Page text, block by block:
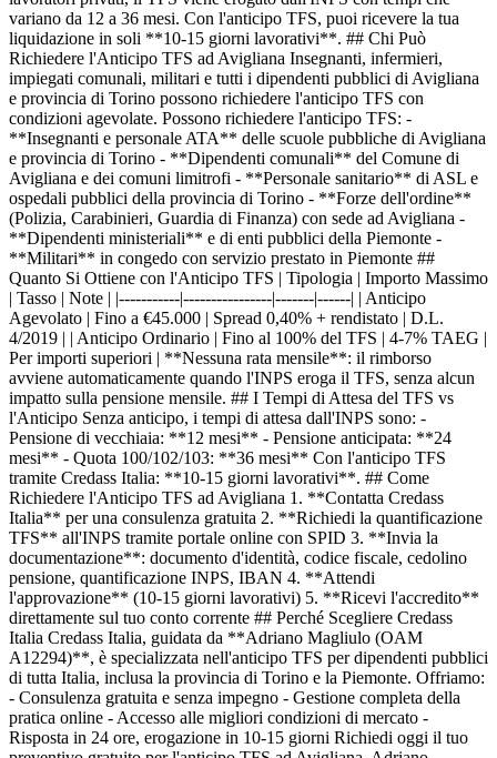
variano da 12 a 36 mesi. Con l'anticipo TFS, puoi ricevere la tua
liquidazione in soli **10-15 giorni lavorativi**. ## Chi Può
Richiedere l'Anticipo TFS ad Avigliana Insegnanti, infermieri,
impiegati comunali, militari e tutti i dipendenti pubblici di Avigliana
e provincia di Torino possono richiedere l'anticipo TFS con
condizioni agevolate. Possono richiedere l'anticipo TFS: -
**Insegnanti e personale ATA** delle scuole pubbliche di Avigliana
e provincia di Torino - **Dipendenti comunali** del Comune di
Avigliana e dei comuni limitrofi - **Personale sanitario** di ASL e
ospedali pubblici della provincia di Torino - **Forze dell'ordine**
(Polizia, Carabinieri, Guardia di Finanza) con sede ad Avigliana -
**Dipendenti ministeriali** e di enti pubblici della Piemonte -
**Militari** in congedo con servizio prestato in Piemonte ##
Quanto Si Ottiene con l'Anticipo TFS | Tipologia | Importo Massimo
| Tasso | Note | |-----------|----------------|-------|------| | Anticipo
Agevolato | Fino a €45.000 | Spread 0,40% + rendistato | D.L.
4/2019 | | Anticipo Ordinario | Fino al 100% del TFS | 4-7% TAEG |
Per importi superiori | **Nessuna rata mensile**: il rimborso
avviene automaticamente quando l'INPS eroga il TFS, senza alcun
impatto sulla pensione mensile. ## I Tempi di Attesa del TFS vs
l'Anticipo Senza anticipo, i tempi di attesa dall'INPS sono: -
Pensione di vecchiaia: **12 mesi** - Pensione anticipata: **24
mesi** - Quota 100/102/103: **36 mesi** Con l'anticipo TFS
tramite Credass Italia: **10-15 giorni lavorativi**. ## Come
Richiedere l'Anticipo TFS ad Avigliana 1. **Contatta Credass
Italia** per una consulenza gratuita 2. **Richiedi la quantificazione
TFS** all'INPS tramite portale online con SPID 3. **Invia la
documentazione**: documento d'identità, codice fiscale, cedolino
pensione, quantificazione INPS, IBAN 4. **Attendi
l'approvazione** (10-15 giorni lavorativi) 5. **Ricevi l'accredito**
direttamente sul tuo conto corrente ## Perché Scegliere Credass
Italia Credass Italia, guidata da **Adriano Magliulo (OAM
A12294)**, è specializzata nell'anticipo TFS per dipendenti pubblici
di tutta Italia, inclusa la provincia di Torino e la Piemonte. Offriamo:
- Consulenza gratuita e senza impegno - Gestione completa della
pratica online - Accesso alle migliori condizioni di mercato -
Risposta in 24 ore, erogazione in 10-15 giorni Richiedi oggi il tuo